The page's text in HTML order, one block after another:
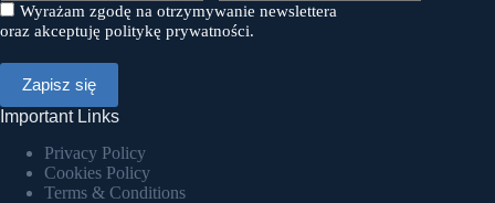
Wyrażam zgodę na otrzymywanie newslettera
oraz akceptuję politykę prywatności.
Important Links
Privacy Policy
Cookies Policy
Terms & Conditions